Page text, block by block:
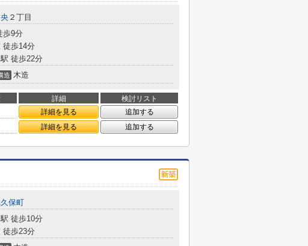
２丁目
歩9分
徒歩14分
駅 徒歩22分
造 木造
詳細
検討リスト
詳細を見る
追加する
詳細を見る 追加する
保町
駅 徒歩10分
徒歩23分